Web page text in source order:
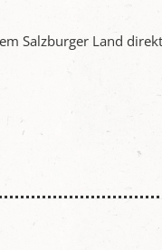
Salzburger Land